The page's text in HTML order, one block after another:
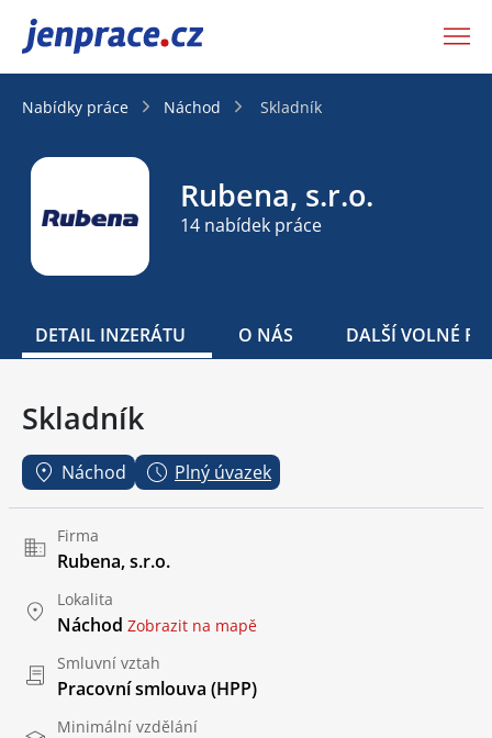
JenPráce.cz
Nabídky práce Náchod Skladník
Rubena, s.r.o.
14 nabídek práce
DETAIL INZERÁTU O NÁS DALŠÍ VOLNÉ
Skladník
Náchod Plný úvazek
Firma
Rubena, s.r.o.
Lokalita
Náchod Zobrazit na mapě
Smluvní vztah
Pracovní smlouva (HPP)
Minimální vzdělání